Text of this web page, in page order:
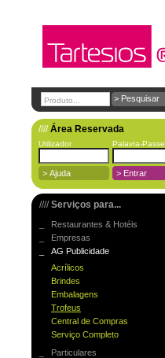
////Área Reservada
Utilizador Palavra-Passe
////Serviços para...
_ Restaurantes & Hotéis
_ Empresas
_ AG Publicidade
Acrílicos
Brindes
Embalagens
Trofeus
Central de Compras
Serviço Completo
_ Particulares